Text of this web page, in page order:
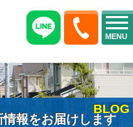
MENU
報をお届けします
BLOG